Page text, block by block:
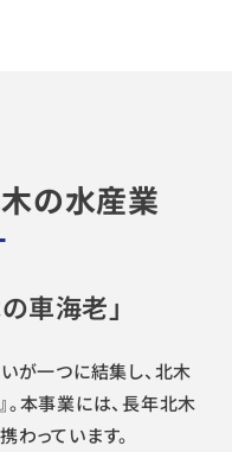
の水産業
車海老」
が一つに結集し、北木
本事業には、長年北木
わっています。